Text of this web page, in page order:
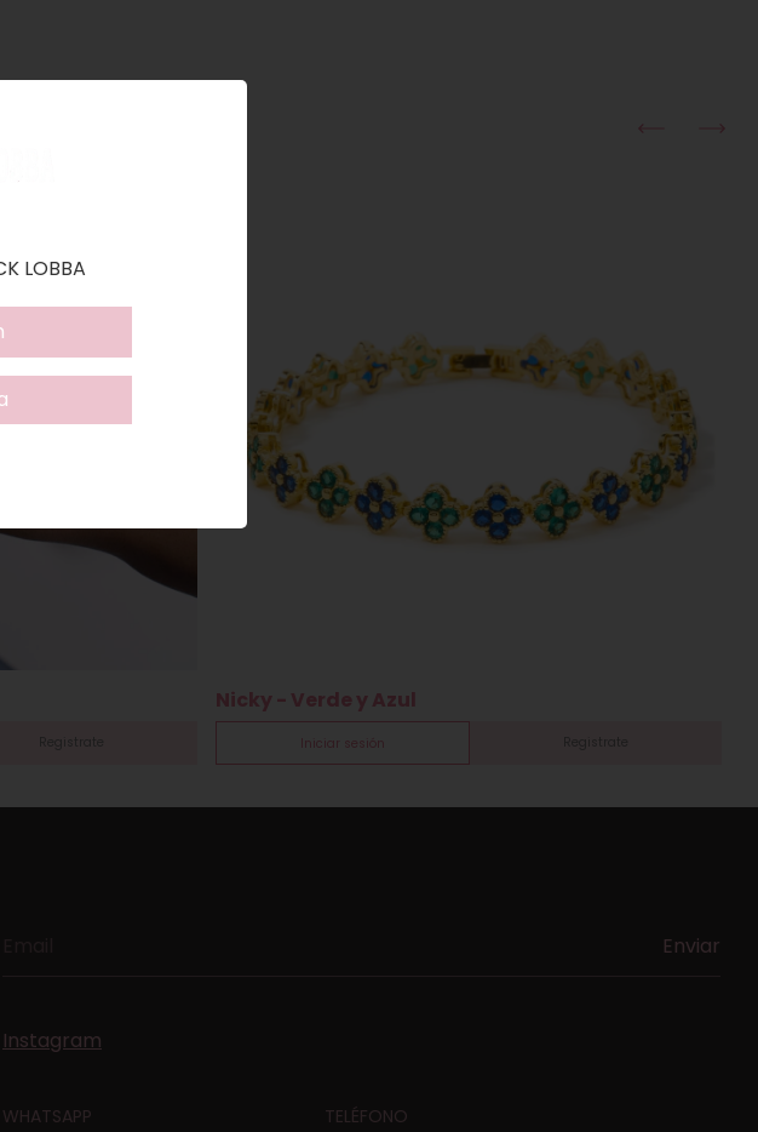
Nicky - Verde y Azul
Iniciar sesión
Instagram
WHATSAPP TELÉFONO
LOBBA